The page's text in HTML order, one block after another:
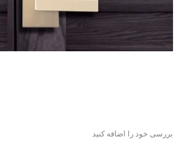
بررسی خود را اضافه کنید